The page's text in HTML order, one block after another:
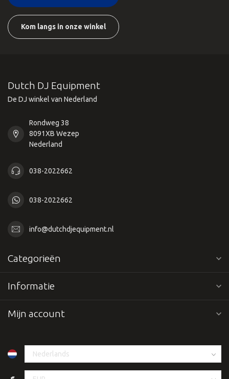
Kom langs in onze winkel
Dutch DJ Equipment
De DJ winkel van Nederland
Rondweg 38
8091XB Wezep
Nederland
038-2022662
038-2022662
info@dutchdjequipment.nl
Categorieën
Informatie
Mijn account